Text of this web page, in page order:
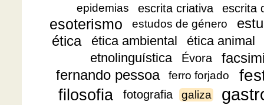
epidemias escrita criativa escrita
esoterismo estudos de género
ética
ética ambiental
ética animal
etnolinguística
Évora
fernando pessoa
ferro forjado
filosofia
fotografia galiza